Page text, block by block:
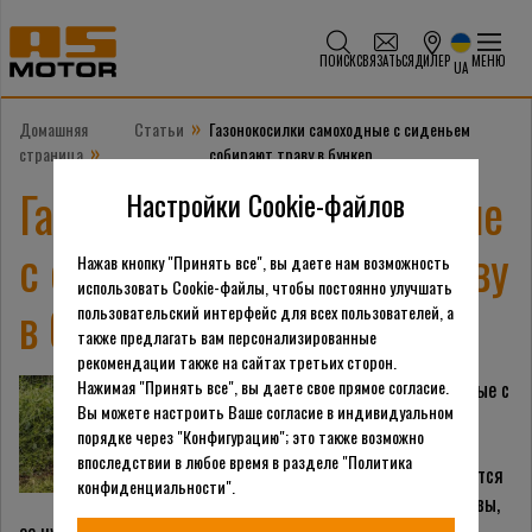
ПОИСКСВЯЗАТЬСЯДИЛЕР UA МЕНЮ
Домашняя
страница »
Статьи » Газонокосилки самоходные с сиденьем
собирают траву в бункер
Газонокосилки самоходные
с сиденьем собирают траву
в бункер
Газонокосилки самоходные с
сиденьем обрабатывают
большие площади, в
результате этого образуется
много измельченной травы,
Настройки Cookie-файлов
Нажав кнопку "Принять все", вы даете нам возможность
использовать Cookie-файлы, чтобы постоянно улучшать
пользовательский интерфейс для всех пользователей, а
также предлагать вам персонализированные
рекомендации также на сайтах третьих сторон.
Нажимая "Принять все", вы даете свое прямое согласие.
Вы можете настроить Ваше согласие в индивидуальном
порядке через "Конфигурацию"; это также возможно
впоследствии в любое время в разделе "Политика
конфиденциальности".